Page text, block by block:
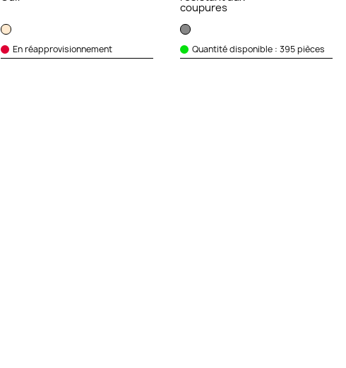
En réapprovisionnement
coupures
Quantité disponible : 395 pièces